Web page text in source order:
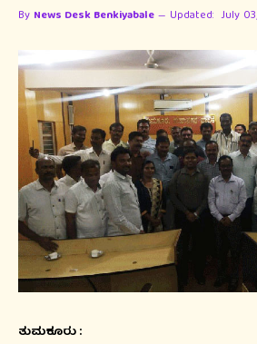
By News Desk Benkiyabale Updated: July
ತುಮಕೂರು :